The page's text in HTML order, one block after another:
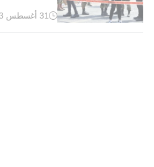
وقت
31 أغسطس 2023